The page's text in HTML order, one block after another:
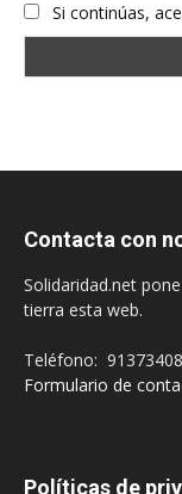
Si continúas,
Contacta con
Solidaridad.net
tierra esta web.
Teléfono:
Formulario de
Políticas de